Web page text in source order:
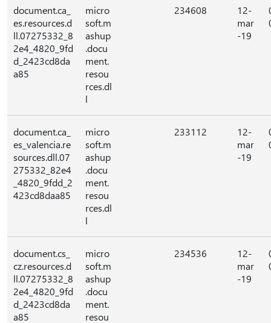
document.ca_
es.resources.d
ll.07275332_8
2e4_4820_9fd
d_2423cd8da
a85
micro
soft.m
ashup
.docu
ment.
resou
rces.dl
l
234608
12-
mar
-19
document.ca_
es_valencia.re
sources.dll.07
275332_82e4
_4820_9fdd_2
423cd8daa85
micro
soft.m
ashup
.docu
ment.
resou
rces.dl
l
233112
12-
mar
-19
document.cs_
cz.resources.d
ll.07275332_8
2e4_4820_9fd
d_2423cd8da
a85
micro
soft.m
ashup
.docu
ment.
resou
234536
12-
mar
-19